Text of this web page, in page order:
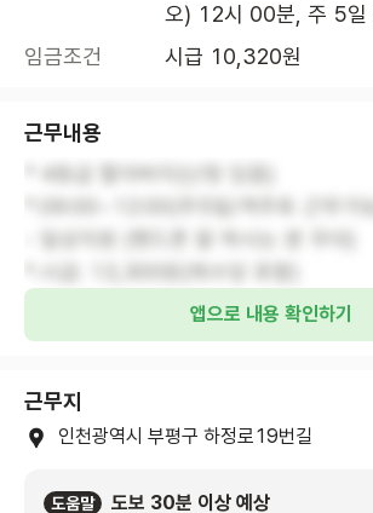
오) 12시 00분, 주 5일
임금조건
시급 10,320원
근무내용
앱으로 내용 확인하기
근무지
인천광역시 부평구 하정로19번길
도움말 도보 30분 이상 예상